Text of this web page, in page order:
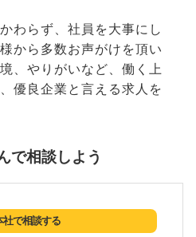
わらず、社員を大事にし
から多数お声がけを頂い
、やりがいなど、働く上
優良企業と言える求人を
で相談しよう
社で相談する